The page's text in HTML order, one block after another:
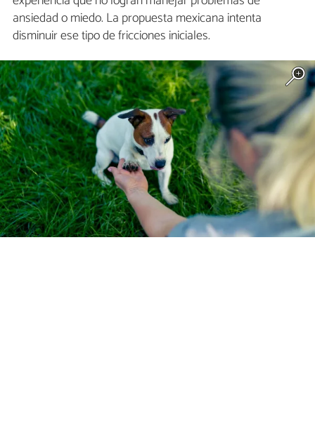
ansiedad o miedo. La propuesta mexicana intenta
disminuir ese tipo de fricciones iniciales.